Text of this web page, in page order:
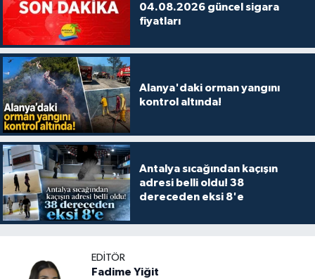
04.08.2026 güncel sigara
fiyatları
Alanya'daki orman yangını
kontrol altında!
Antalya sıcağından kaçışın
adresi belli oldu! 38
dereceden eksi 8'e
EDITÖR
Fadime Yiğit